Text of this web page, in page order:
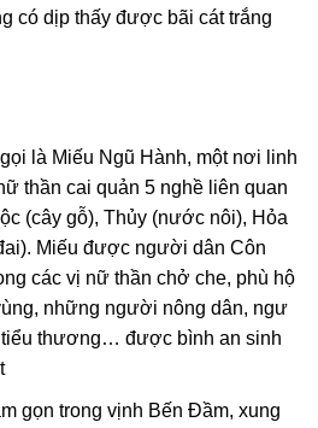
có dịp thấy được bãi cát trắng
là Miếu Ngũ Hành, một nơi linh
thần cai quản 5 nghề liên quan
(cây gỗ), Thủy (nước nôi), Hỏa
Miếu được người dân Côn
các vị nữ thần chở che, phù hộ
những người nông dân, ngư
tiểu thương… được bình an sinh
gọn trong vịnh Bến Đầm, xung